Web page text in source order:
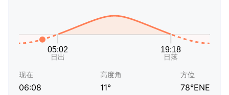
现在
06:08
高度角
11°
方位
78°ENE